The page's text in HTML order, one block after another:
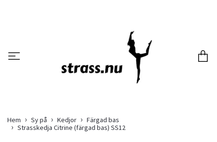
Hem Sy på Kedjor
Färgad bas
Strasskedja Citrine (färgad bas) SS12